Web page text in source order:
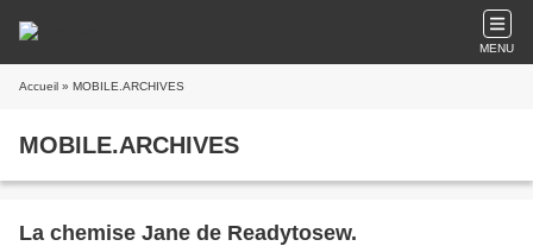
MENU
Accueil » MOBILE.ARCHIVES
MOBILE.ARCHIVES
La chemise Jane de Readytosew.